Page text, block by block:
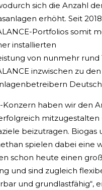
sich die Anzahl
erhöht. Seit
Portfolios somit
installierten
von nunmehr rund
inzwischen zu den
Konzern haben wir den
mitzugestalten
beizutragen. Biogas
spielen dabei eine
schon heute einen
und sind zugleich
und grundlastfähig“,